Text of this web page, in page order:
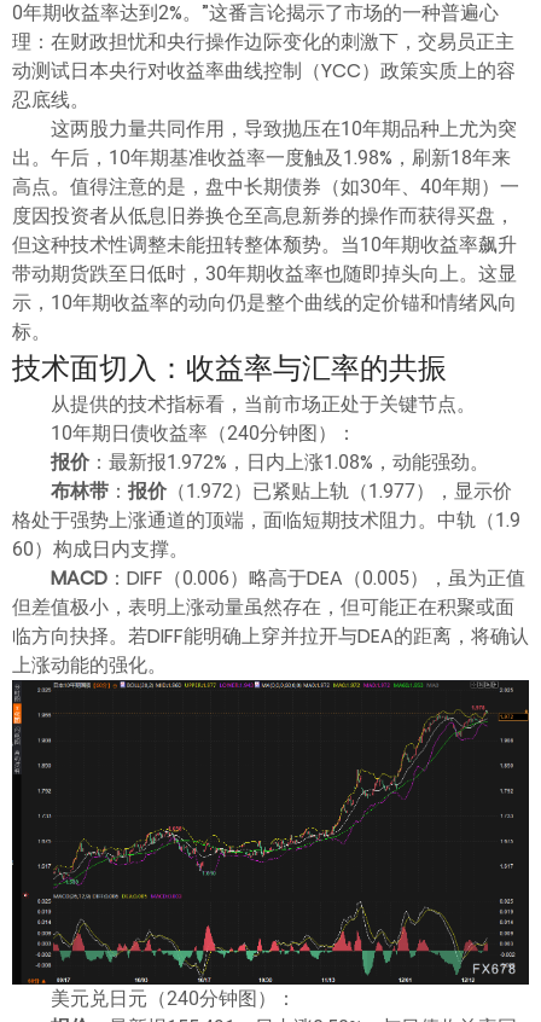
0年期收益率达到2%。”这番言论揭示了市场的一种普遍心
理：在财政担忧和央行操作边际变化的刺激下，交易员正主
动测试日本央行对收益率曲线控制（YCC）政策实质上的容
忍底线。
这两股力量共同作用，导致抛压在10年期品种上尤为突
出。午后，10年期基准收益率一度触及1.98%，刷新18年来
高点。值得注意的是，盘中长期债券（如30年、40年期）一
度因投资者从低息旧券换仓至高息新券的操作而获得买盘，
但这种技术性调整未能扭转整体颓势。当10年期收益率飙升
带动期货跌至日低时，30年期收益率也随即掉头向上。这显
示，10年期收益率的动向仍是整个曲线的定价锚和情绪风向
标。
技术面切入：收益率与汇率的共振
从提供的技术指标看，当前市场正处于关键节点。
10年期日债收益率（240分钟图）：
报价：最新报1.972%，日内上涨1.08%，动能强劲。
布林带 ： 报价（1.972）已紧贴上轨（1.977），显示价
格处于强势上涨通道的顶端，面临短期技术阻力。中轨（1.9
60）构成日内支撑。
MACD ：DIFF（0.006）略高于DEA（0.005），虽为正值
但差值极小，表明上涨动量虽然存在，但可能正在积聚或面
临方向抉择。若DIFF能明确上穿并拉开与DEA的距离，将确认
上涨动能的强化。
美元兑日元（240分钟图）：